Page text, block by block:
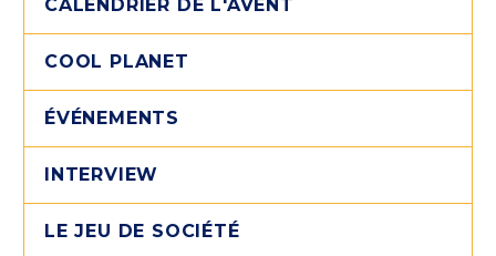
CALENDRIER DE L'AVENT
COOL PLANET
ÉVÉNEMENTS
INTERVIEW
LE JEU DE SOCIÉTÉ